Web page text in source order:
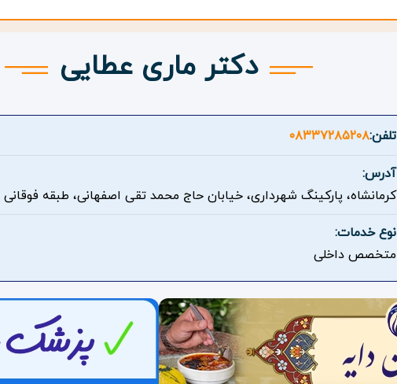
دکتر ماری عطایی
تلفن:۰۸۳۳۷۲۸۵۲۰۸
آدرس:
کرمانشاه، پارکینگ شهرداری، خیابان حاج محمد تقی اصفهانی، طبقه فوقانی
نوع خدمات:
متخصص داخلی